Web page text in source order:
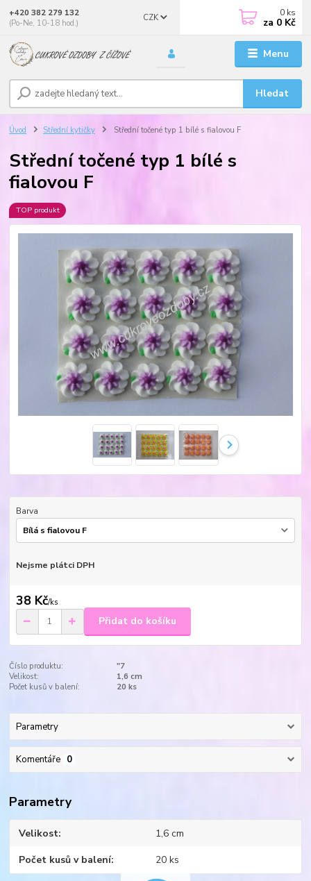
Menu
CZK
Hledat
+420 382 279 132
(Po-Ne, 10-18 hod.)
0 ks
za 0 Kč
Úvod Střední kytičky Střední točené typ 1 bílé s fialovou F
Střední točené typ 1 bílé s
fialovou F
TOP produkt
Barva
Nejsme plátci DPH
38 Kč/ks
Přidat do košíku
Číslo produktu:
"7
Velikost:
1,6 cm
Počet kusů v balení:
20 ks
Parametry
Komentáře 0
Parametry
Velikost 1,6 cm
Počet kusů v balení 20 ks